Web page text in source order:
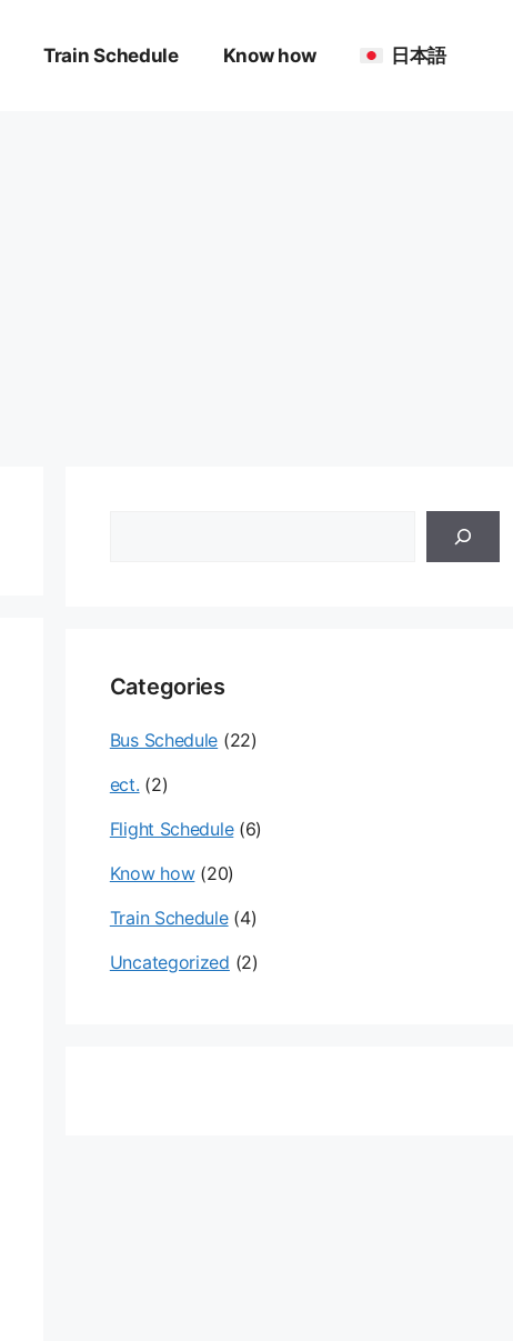
Train Schedule Know how 日本語
Categories
Bus Schedule (22)
ect. (2)
Flight Schedule(6)
Know how(20)
Train Schedule(4)
Uncategorized (2)